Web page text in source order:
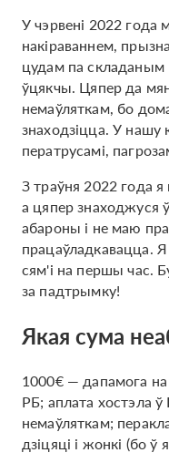
У чэрвені 2022 года
накіраваннем,
цудам па
ўцякчы. Цяпер да
немаўляткам, бо
знаходзіцца. У нашу
ператрусамі,
З траўня 2022 года
а цяпер знаходжуся
абароны і не маю
працаўладкавацца.
сям'і на першы час.
за падтрымку!
Якая сума
1000€ — дапамога
РБ; аплата хостэла
немаўляткам;
дзіцяці і жонкі (бо ў